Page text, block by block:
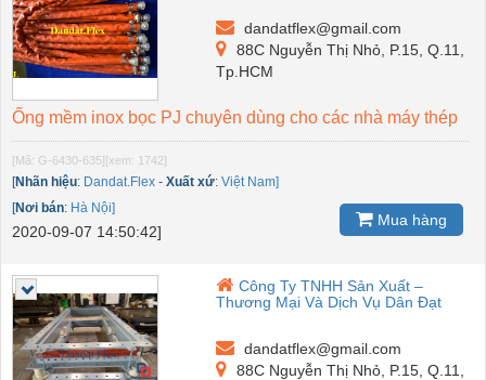
dandatflex@gmail.com
88C Nguyễn Thị Nhỏ, P.15, Q.11,
Tp.HCM
Ống mềm inox bọc PJ chuyên dùng cho các nhà máy thép
[Mã: G-6430-635][xem: 1742]
[Nhãn hiệu: Dandat.Flex - Xuất xứ: Việt Nam]
[Nơi bán: Hà Nội]
2020-09-07 14:50:42]
Mua hàng
Công Ty TNHH Sản Xuất –
Thương Mại Và Dịch Vụ Dân Đạt
dandatflex@gmail.com
88C Nguyễn Thị Nhỏ, P.15, Q.11,